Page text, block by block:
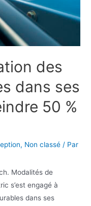
des
dans ses
50 %
, Non classé / Par
Modalités de
s’est engagé à
dans ses